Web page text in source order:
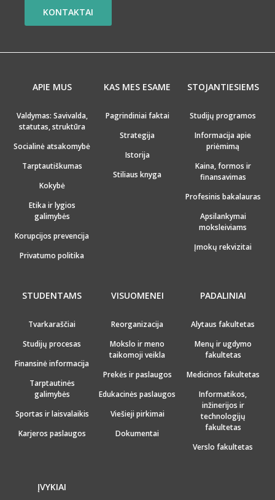
KONTAKTAI
APIE MUS
Valdymas: Savivalda,
statutas, struktūra
Socialinė atsakomybė
Tarptautiškumas
Kokybė
Etika ir lygios
galimybės
Korupcijos prevencija
Privatumo politika
KAS MES ESAME
Pagrindiniai faktai
Strategija
Istorija
Stiliaus knyga
STOJANTIESIEMS
Studijų programos
Informacija apie
priėmimą
Kaina, formos ir
finansavimas
Profesinis bakalauras
Apsilankymai
moksleiviams
Įmokų rekvizitai
STUDENTAMS
Tvarkaraščiai
Studijų procesas
Finansinė informacija
Tarptautinės
galimybės
Sportas ir laisvalaikis
Karjeros paslaugos
VISUOMENEI
Reorganizacija
Mokslo ir meno
taikomoji veikla
Prekės ir paslaugos
Edukacinės paslaugos
Viešieji pirkimai
Dokumentai
PADALINIAI
Alytaus fakultetas
Menų ir ugdymo
fakultetas
Medicinos fakultetas
Informatikos,
inžinerijos ir
technologijų
fakultetas
Verslo fakultetas
ĮVYKIAI